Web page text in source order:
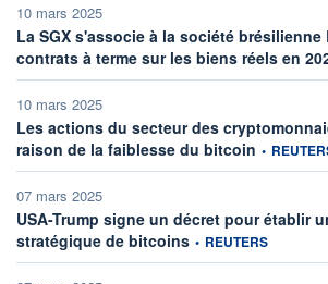
10 mars 2025
La SGX s'associe à la société
contrats à terme sur les biens réels en
10 mars 2025
Les actions du secteur des
raison de la faiblesse du bitcoin information
•
07 mars 2025
USA-Trump signe un décret pour établir
stratégique de bitcoins information fournie par
• REUTERS